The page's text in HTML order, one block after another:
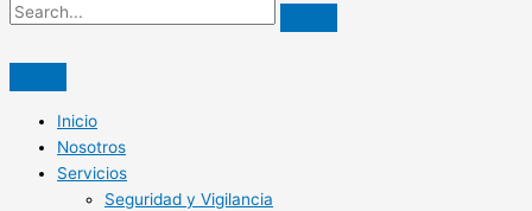
Inicio
Nosotros
Servicios
Seguridad y Vigilancia